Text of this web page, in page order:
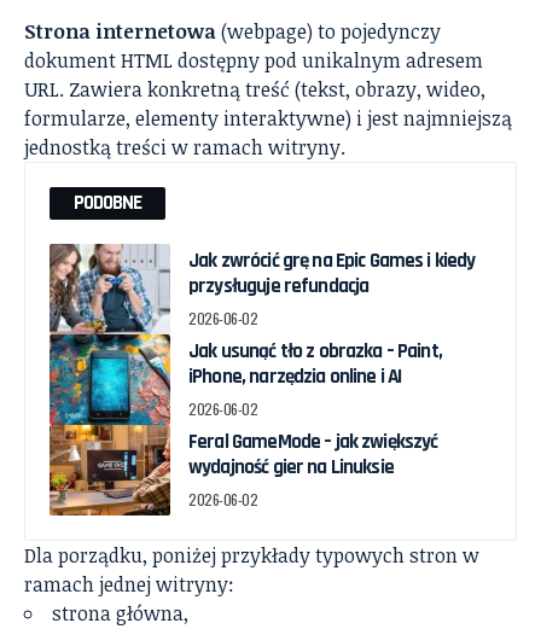
Strona internetowa(webpage) to pojedynczy
dokument HTML dostępny pod unikalnym adresem
URL. Zawiera konkretną treść (tekst, obrazy, wideo,
formularze, elementy interaktywne) i jest najmniejszą
jednostką treści w ramach witryny.
PODOBNE
Jak zwrócić grę na Epic Games i kiedy
przysługuje refundacja
2026-06-02
Jak usunąć tło z obrazka – Paint,
iPhone, narzędzia online i AI
2026-06-02
Feral GameMode – jak zwiększyć
wydajność gier na Linuksie
2026-06-02
Dla porządku, poniżej przykłady typowych stron w
ramach jednej witryny:
strona główna,